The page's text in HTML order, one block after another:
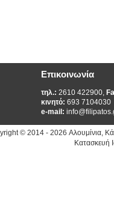
Επικοινωνία
τηλ.: 2610 422900,
κινητό: 693 7104030
e-mail:
© 2014 - 2026 Αλουμίνια,
Κατασκευή